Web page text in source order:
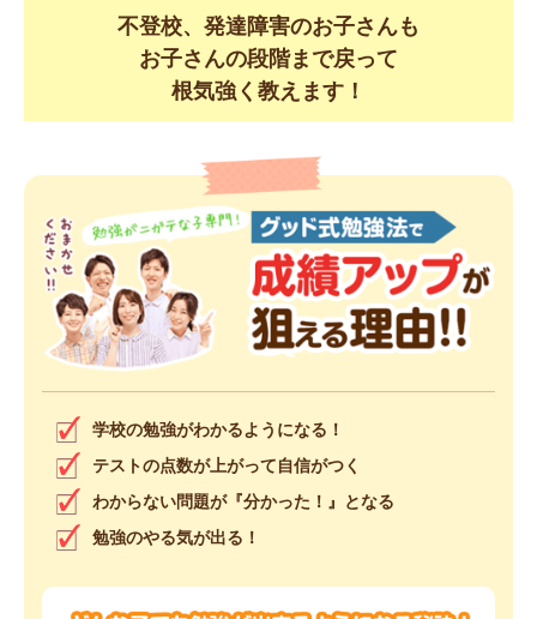
不登校、発達障害のお子さんも
お子さんの段階まで戻って
根気強く教えます！
学校の勉強がわかるようになる！
テストの点数が上がって自信がつく
わからない問題が『分かった！』となる
勉強のやる気が出る！